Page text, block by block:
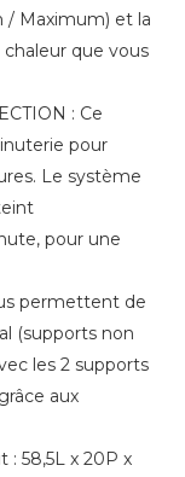
Maximum) et la
que vous
: Ce
pour
Le système
pour une
permettent de
(supports non
les 2 supports
aux
: 58,5L x 20P x